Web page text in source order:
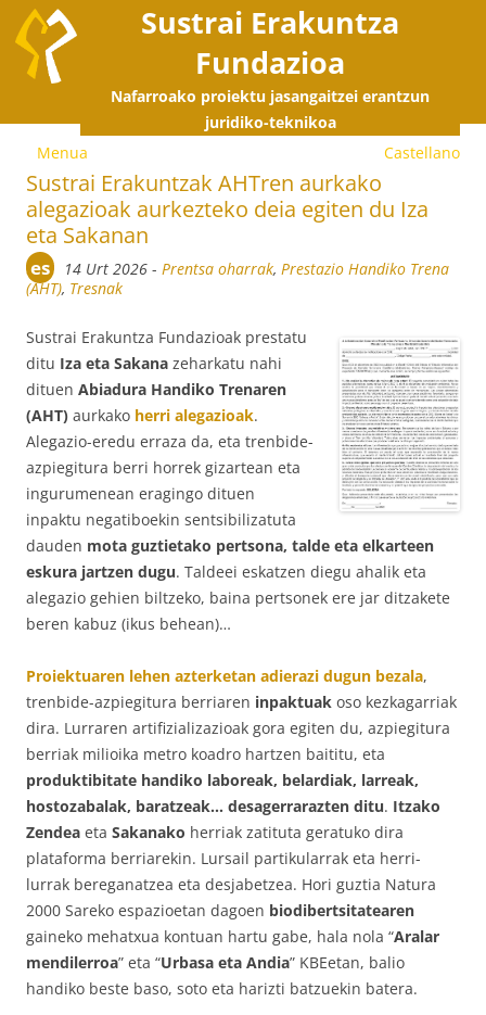
Sustrai Erakuntza
Fundazioa
Nafarroako proiektu jasangaitzei erantzun
juridiko-teknikoa
Castellano
Menua
Sustrai Erakuntzak AHTren aurkako
alegazioak aurkezteko deia egiten du Iza
eta Sakanan
es 14 Urt 2026 -Prentsa oharrak,Prestazio Handiko Trena
(AHT), Tresnak
Sustrai Erakuntza Fundazioak prestatu
ditu Iza eta Sakana zeharkatu nahi
dituen Abiadura Handiko Trenaren
(AHT) aurkako herri alegazioak.
Alegazio-eredu erraza da, eta trenbide-
azpiegitura berri horrek gizartean eta
ingurumenean eragingo dituen
inpaktu negatiboekin sentsibilizatuta
dauden mota guztietako pertsona, talde eta elkarteen
eskura jartzen dugu. Taldeei eskatzen diegu ahalik eta
alegazio gehien biltzeko, baina pertsonek ere jar ditzakete
beren kabuz (ikus behean)…
Proiektuaren lehen azterketan adierazi dugun bezala,
trenbide-azpiegitura berriaren inpaktuak oso kezkagarriak
dira. Lurraren artifizializazioak gora egiten du, azpiegitura
berriak milioika metro koadro hartzen baititu, eta
produktibitate handiko laboreak, belardiak, larreak,
hostozabalak, baratzeak… desagerrarazten ditu. Itzako
Zendea eta Sakanako herriak zatituta geratuko dira
plataforma berriarekin. Lursail partikularrak eta herri-
lurrak bereganatzea eta desjabetzea. Hori guztia Natura
2000 Sareko espazioetan dagoen biodibertsitatearen
gaineko mehatxua kontuan hartu gabe, hala nola “Aralar
mendilerroa” eta “Urbasa eta Andia” KBEetan, balio
handiko beste baso, soto eta harizti batzuekin batera.